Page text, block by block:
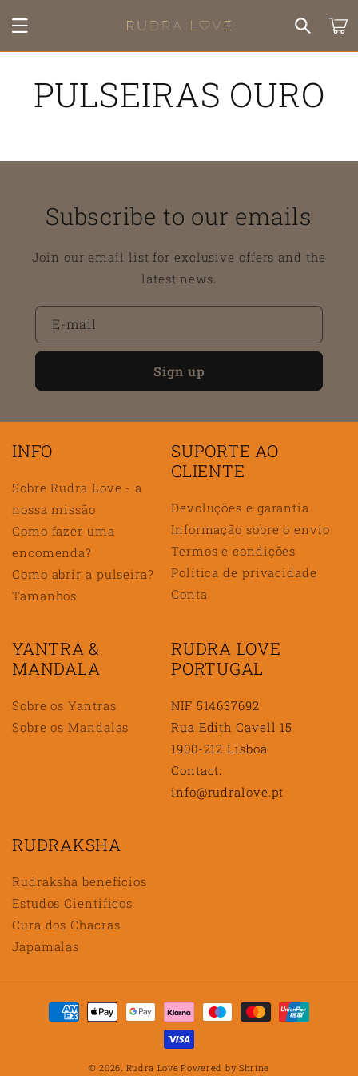
para o
conteúdo
PULSEIRAS OURO
Subscribe to our emails
Join our email list for exclusive offers and the
latest news.
E-mail
Sign up
INFO
Sobre Rudra Love - a
nossa missão
Como fazer uma
encomenda?
Como abrir a pulseira?
Tamanhos
SUPORTE AO
CLIENTE
Devoluções e garantia
Informação sobre o envio
Termos e condições
Política de privacidade
Conta
YANTRA &
MANDALA
Sobre os Yantras
Sobre os Mandalas
RUDRA LOVE
PORTUGAL
NIF 514637692
Rua Edith Cavell 15
1900-212 Lisboa
Contact:
info@rudralove.pt
RUDRAKSHA
Rudraksha benefícios
Estudos Cientificos
Cura dos Chacras
Japamalas
Métodos
© 2026, Rudra Love Powered by Shrine